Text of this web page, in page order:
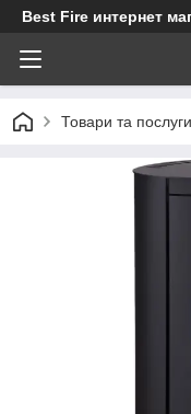
Best Fire интернет
Товари та послуги